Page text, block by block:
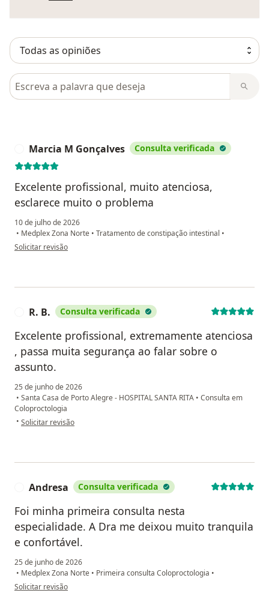
Pesquisar em opiniões
Marcia M Gonçalves Consulta verificada
Excelente profissional, muito atenciosa,
esclarece muito o problema
10 de julho de 2026
• Medplex Zona Norte • Tratamento de constipação intestinal •
na opinião do utilizador Marcia M Gonçalves
Solicitar revisão
R. B. Consulta verificada
Excelente profissional, extremamente atenciosa
, passa muita segurança ao falar sobre o
assunto.
25 de junho de 2026
• Santa Casa de Porto Alegre - HOSPITAL SANTA RITA • Consulta em
Coloproctologia
• na opinião do utilizador R. B.
Solicitar revisão
Andresa Consulta verificada
Foi minha primeira consulta nesta
especialidade. A Dra me deixou muito tranquila
e confortável.
25 de junho de 2026
• Medplex Zona Norte • Primeira consulta Coloproctologia •
na opinião do utilizador Andresa
Solicitar revisão